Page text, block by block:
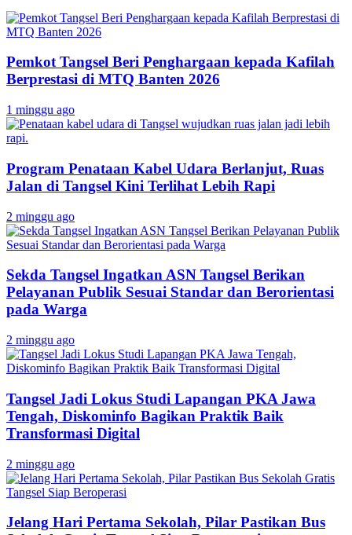
Pemkot Tangsel Beri Penghargaan kepada Kafilah
Berprestasi di MTQ Banten 2026
1 minggu ago
Program Penataan Kabel Udara Berlanjut, Ruas
Jalan di Tangsel Kini Terlihat Lebih Rapi
2 minggu ago
Sekda Tangsel Ingatkan ASN Tangsel Berikan
Pelayanan Publik Sesuai Standar dan Berorientasi
pada Warga
2 minggu ago
Tangsel Jadi Lokus Studi Lapangan PKA Jawa
Tengah, Diskominfo Bagikan Praktik Baik
Transformasi Digital
2 minggu ago
Jelang Hari Pertama Sekolah, Pilar Pastikan Bus